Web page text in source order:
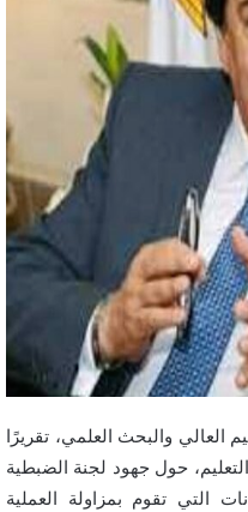
العالي والبحث العلمي، تقريرًا
حول جهود لجنة الضبطية
التي تقوم بمزاولة العملية